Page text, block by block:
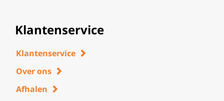
Klantenservice
Klantenservice
Over ons
Afhalen